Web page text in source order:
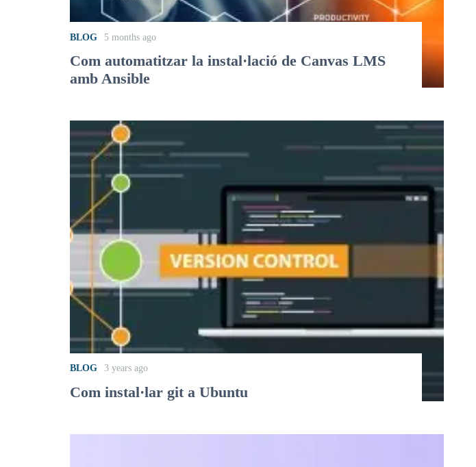
BLOG 5 months ago
Com automatitzar la instal·lació de Canvas LMS
amb Ansible
BLOG 3 years ago
Com instal·lar git a Ubuntu